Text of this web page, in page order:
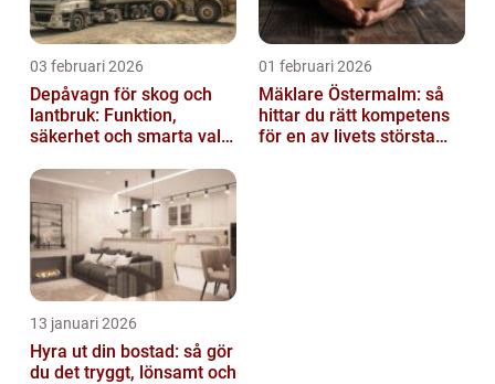
03 februari 2026
Depåvagn för skog och
lantbruk: Funktion,
säkerhet och smarta val
01 februari 2026
Mäklare Östermalm: så
hittar du rätt kompetens
för en av livets största
13 januari 2026
Hyra ut din bostad: så gör
du det tryggt, lönsamt och